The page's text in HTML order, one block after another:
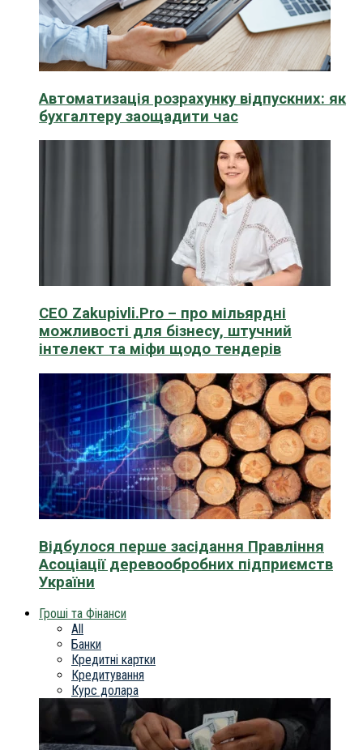
Автоматизація розрахунку відпускних: як
бухгалтеру заощадити час
CEO Zakupivli.Pro – про мільярдні
можливості для бізнесу, штучний
інтелект та міфи щодо тендерів
Відбулося перше засідання Правління
Асоціації деревообробних підприємств
України
Гроші та Фінанси
All
Банки
Кредитні картки
Кредитування
Курс долара